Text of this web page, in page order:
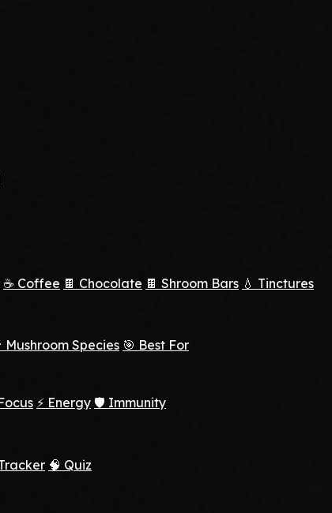
☕ Coffee 🍫 Chocolate 🍫 Shroom Bars 💧 Tinctures
Mushroom Species 🎯 Best For
⚡ Energy 🛡️ Immunity
🧠 Quiz